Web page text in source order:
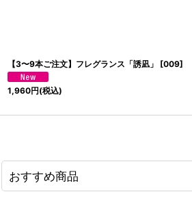
【3〜9本ご注文】フレグランス「誘凪」 [009]
1,960円(税込)
おすすめ商品